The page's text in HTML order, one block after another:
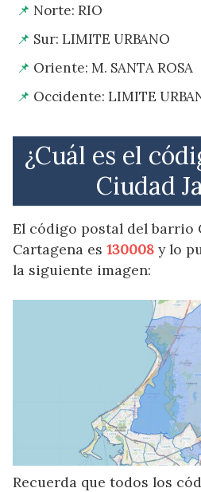
Norte: RIO
Sur: LIMITE URBANO
Oriente: M. SANTA ROSA
Occidente: LIMITE
¿Cuál es el
Ciudad
El código postal del barrio
Cartagena es 130008 y lo
la siguiente imagen:
Recuerda que todos los